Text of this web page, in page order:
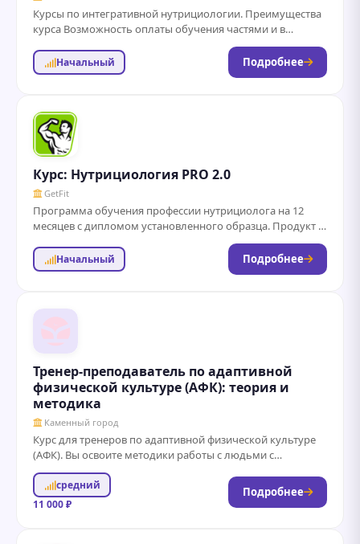
Курсы по интегративной нутрициологии. Преимущества
курса Возможность оплаты обучения частями и в
рассрочку. Диплом установленного образца после
завершения курса. Гарантия...
Начальный Подробнее
Курс: Нутрициология PRO 2.0
GetFit
Программа обучения профессии нутрициолога на 12
месяцев с дипломом установленного образца. Продукт о
том, как с помощью индивидуального питания на...
Начальный Подробнее
Тренер-преподаватель по адаптивной
физической культуре (АФК): теория и
методика
Каменный город
Курс для тренеров по адаптивной физической культуре
(АФК). Вы освоите методики работы с людьми с
ограниченными возможностями, научитесь проводить
реабилитационные...
средний
11 000 ₽
Подробнее